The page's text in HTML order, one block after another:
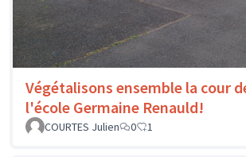
Végétalisons ensemble la cour
l'école Germaine Renauld!
COURTES Julien
0 1